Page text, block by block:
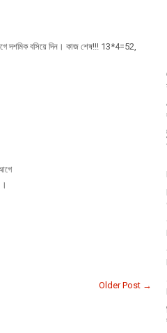
দশমিক বসিয়ে দিন। কাজ শেষ!!! 13*4=52,
Older Post →